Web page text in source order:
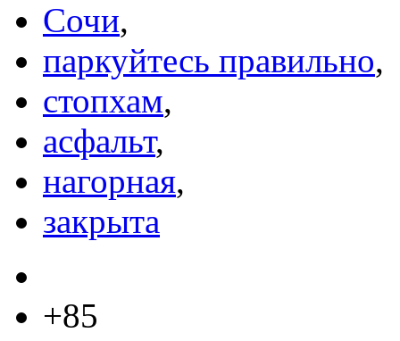
Сочи,
паркуйтесь правильно,
стопхам,
асфальт,
нагорная,
закрыта
+85